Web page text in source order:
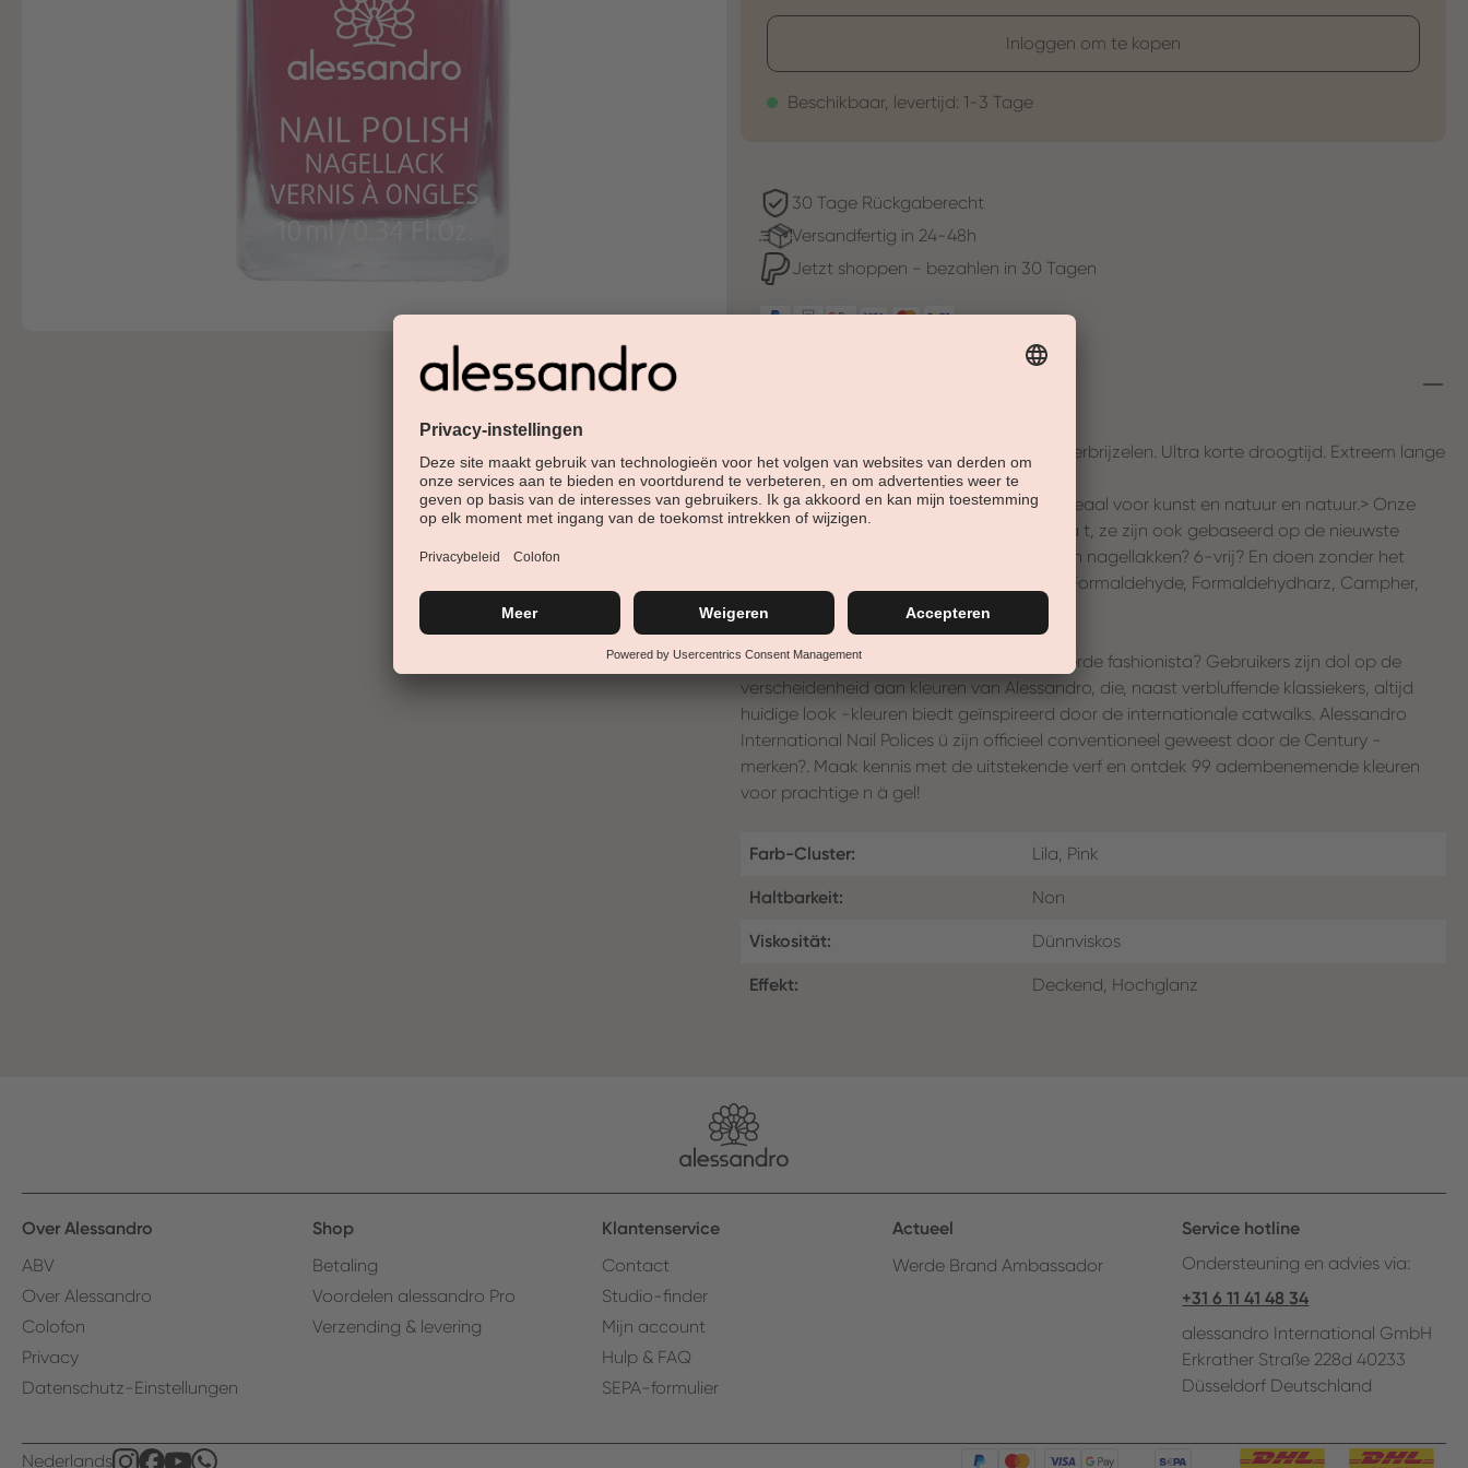
Inloggen om te kopen
Beschikbaar, levertijd: 1-3 Tage
30 Tage Rückgaberecht
Versandfertig in 24-48h
Jetzt shoppen - bezahlen in 30 Tagen
Enorme dekking door H ö chstm ö Geen verbrijzelen. Ultra korte droogtijd. Extreem lange
houdbaarheid. Ultieme glans.
nagellak van Alessandro International is ideaal voor kunst en natuur en natuur.> Onze
verf zijn niet alleen van de beste kwaliteit ä t, ze zijn ook gebaseerd op de nieuwste
wetenschappelijke formules. Dus zijn er ben nagellakken? 6-vrij? En doen zonder het
gebruik van verlegen stoffen zoals Toluol, Formaldehyde, Formaldehydharz, Campher,
Paraben en Xylol.
Fantastische kleuren:
Of L ä Ssigen Power Girl of ongecompliceerde fashionista? Gebruikers zijn dol op de
verscheidenheid aan kleuren van Alessandro, die, naast verbluffende klassiekers, altijd
huidige look -kleuren biedt geïnspireerd door de internationale catwalks. Alessandro
International Nail Polices ü zijn officieel conventioneel geweest door de Century -
merken?. Maak kennis met de uitstekende verf en ontdek 99 adembenemende kleuren
voor prachtige n ä gel!
Farb-Cluster: Lila, Pink
Haltbarkeit: Non
Viskosität: Dünnviskos
Effekt: Deckend, Hochglanz
Over Alessandro
ABV
Over Alessandro
Colofon
Privacy
Datenschutz-Einstellungen
Shop
Betaling
Voordelen alessandro Pro
Verzending & levering
Klantenservice
Contact
Studio-finder
Mijn account
Hulp & FAQ
SEPA-formulier
Actueel
Werde Brand Ambassador
Service hotline
Ondersteuning en advies via:
+31 6 11 41 48 34
alessandro International GmbH
Erkrather Straße 228d 40233
Düsseldorf Deutschland
Nederlands